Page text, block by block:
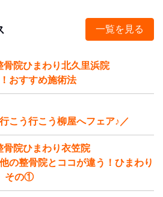
一覧を見る
骨院ひまわり北久里浜院
おすすめ施術法
こう行こう柳屋へフェア♪／
骨院ひまわり衣笠院
の整骨院とココが違う！ひまわり
その①